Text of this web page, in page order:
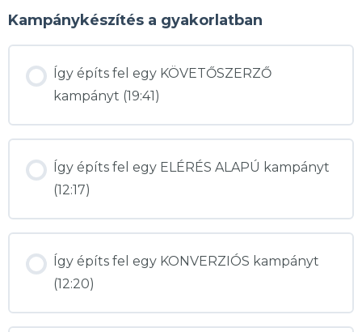
Kampánykészítés a gyakorlatban
Így építs fel egy KÖVETŐSZERZŐ
kampányt (19:41)
Így építs fel egy ELÉRÉS ALAPÚ kampányt
(12:17)
Így építs fel egy KONVERZIÓS kampányt
(12:20)